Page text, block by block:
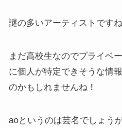
謎の多いアーティストですね
まだ高校生なのでプライベ
に個人が特定できそうな情
のかもしれませんね！
aoというのは芸名でしょう